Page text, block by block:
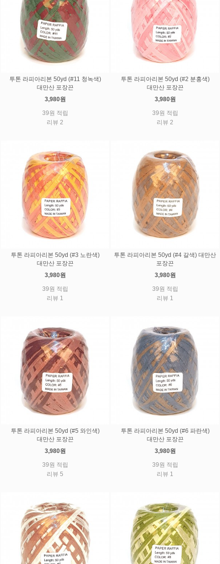
투톤 라피아리본 50yd (#11 청녹색)
대만산 포장끈
3,980원
39원 적립
리뷰 2
투톤 라피아리본 50yd (#2 분홍색)
대만산 포장끈
3,980원
39원 적립
리뷰 2
투톤 라피아리본 50yd (#3 노란색)
대만산 포장끈
3,980원
39원 적립
리뷰 1
투톤 라피아리본 50yd (#4 갈색) 대만산
포장끈
3,980원
39원 적립
리뷰 1
투톤 라피아리본 50yd (#5 와인색)
대만산 포장끈
3,980원
39원 적립
리뷰 5
투톤 라피아리본 50yd (#6 파란색)
대만산 포장끈
3,980원
39원 적립
리뷰 1